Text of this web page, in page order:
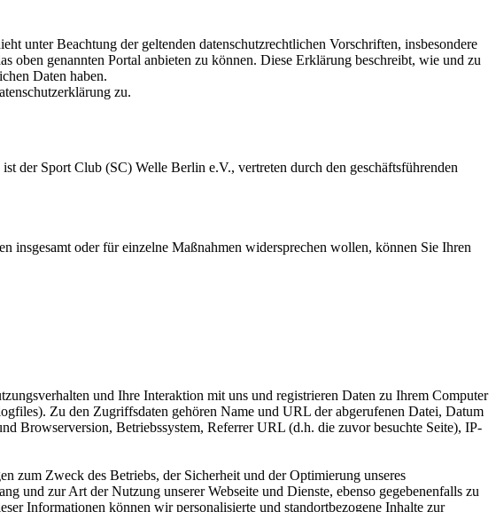
unter Beachtung der geltenden datenschutzrechtlichen Vorschriften, insbesondere
genannten Portal anbieten zu können. Diese Erklärung beschreibt, wie und zu
Daten haben.
zu.
der Sport Club (SC) Welle Berlin e.V., vertreten durch den geschäftsführenden
insgesamt oder für einzelne Maßnahmen widersprechen wollen, können Sie Ihren
und Ihre Interaktion mit uns und registrieren Daten zu Ihrem Computer
Zu den Zugriffsdaten gehören Name und URL der abgerufenen Datei, Datum
Browserversion, Betriebssystem, Referrer URL (d.h. die zuvor besuchte Seite), IP-
zum Zweck des Betriebs, der Sicherheit und der Optimierung unseres
und zur Art der Nutzung unserer Webseite und Dienste, ebenso gegebenenfalls zu
Informationen können wir personalisierte und standortbezogene Inhalte zur